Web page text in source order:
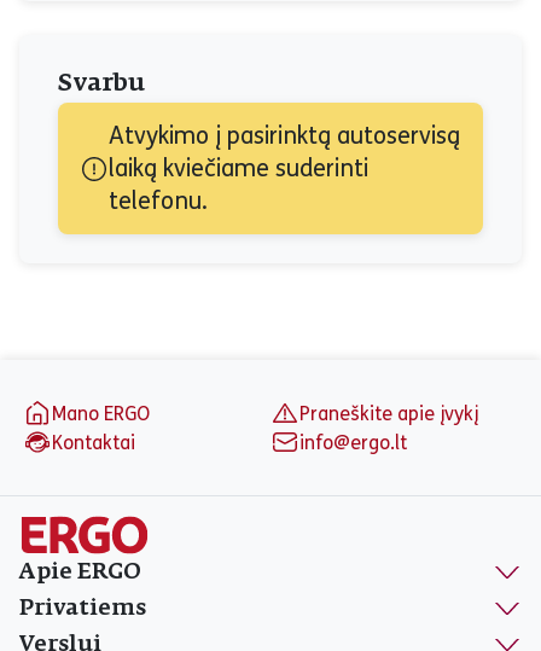
Svarbu
Atvykimo į pasirinktą autoservisą
laiką kviečiame suderinti
telefonu.
Mano ERGO
Praneškite apie įvykį
Kontaktai
info@ergo.lt
Apie ERGO
Privatiems
Verslui